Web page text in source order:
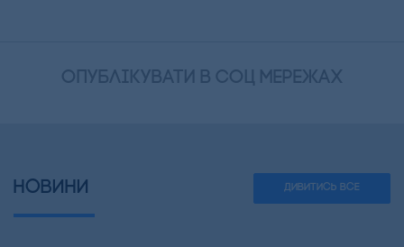
опублікувати в соц мережах
НОВИНИ ДИВИТИСЬ ВСЕ